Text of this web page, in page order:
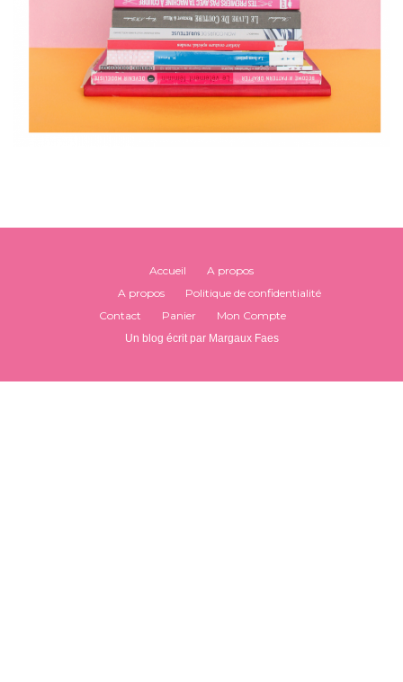
Accueil
A propos
A propos
Politique de confidentialité
Contact
Panier Mon Compte
Un blog écrit par Margaux Faes